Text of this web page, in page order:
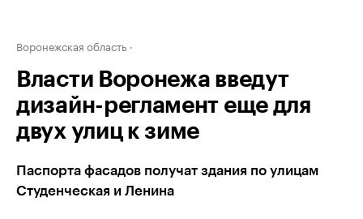
Воронежская область
Власти Воронежа введут
дизайн-регламент еще для
двух улиц к зиме
Паспорта фасадов получат здания по улицам
Студенческая и Ленина